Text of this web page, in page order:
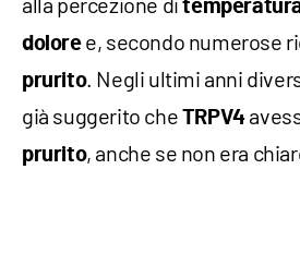
doloree, secondo numerose
prurito. Negli ultimi anni
già suggerito che TRPV4
prurito, anche se non era